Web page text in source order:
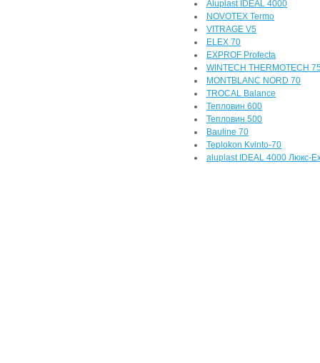
Aluplast IDEAL 4000
NOVOTEX Termo
VITRAGE V5
ELEX 70
EXPROF Profecta
WINTECH THERMOTECH
MONTBLANC NORD 70
TROCAL Balance
Тепловин 600
Тепловин 500
Bauline 70
Teplokon Kvinto-70
aluplast IDEAL 4000 Люкс-